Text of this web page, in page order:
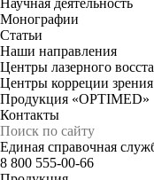
Научная деятельность
Монографии
Статьи
Наши направления
Центры лазерного
Центры корреции
Продукция «OPTIMED»
Контакты
Единая справочная
8 800 555-00-66